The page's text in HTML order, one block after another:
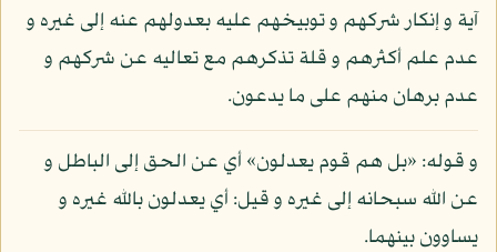
آية و إنكار شركهم و توبيخهم عليه بعدولهم عنه إلى غيره و
عدم علم أكثرهم و قلة تذكرهم مع تعاليه عن شركهم و
عدم برهان منهم على ما يدعون.
و قوله: «بل هم قوم يعدلون» أي عن الحق إلى الباطل و
عن الله سبحانه إلى غيره و قيل: أي يعدلون بالله غيره و
يساوون بينهما.